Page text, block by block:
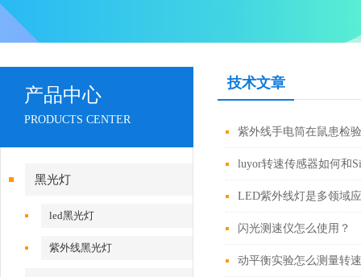
产品中心
PRODUCTS CENTER
黑光灯
led黑光灯
紫外线黑光灯
技术文章
紫外线手电筒在鼠患检
luyor转速传感器如何和
LED紫外线灯是多领域
闪光测速仪怎么使用？
动平衡实验怎么测量转